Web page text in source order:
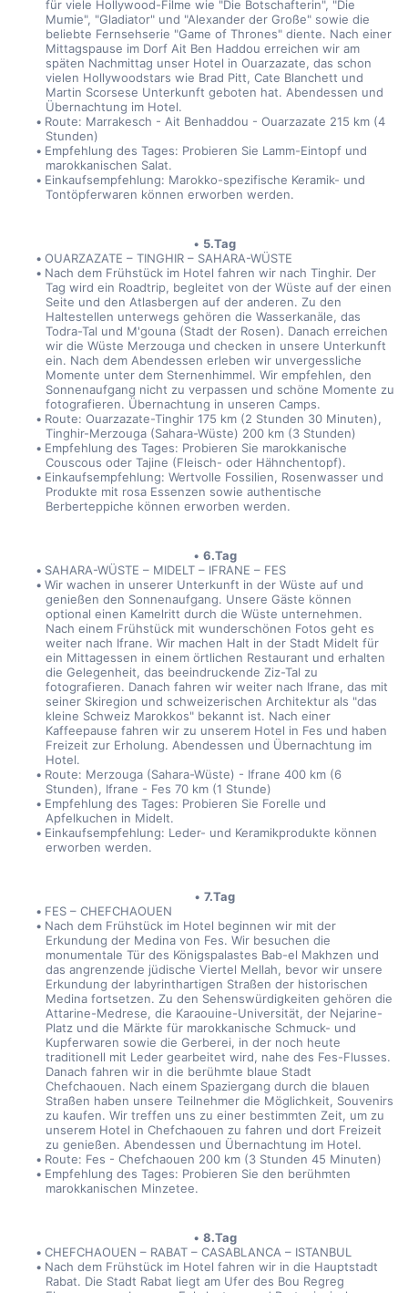
für viele Hollywood-Filme wie "Die Botschafterin", "Die
Mumie", "Gladiator" und "Alexander der Große" sowie die
beliebte Fernsehserie "Game of Thrones" diente. Nach einer
Mittagspause im Dorf Ait Ben Haddou erreichen wir am
späten Nachmittag unser Hotel in Ouarzazate, das schon
vielen Hollywoodstars wie Brad Pitt, Cate Blanchett und
Martin Scorsese Unterkunft geboten hat. Abendessen und
Übernachtung im Hotel.
Route: Marrakesch - Ait Benhaddou - Ouarzazate 215 km (4
Stunden)
Empfehlung des Tages: Probieren Sie Lamm-Eintopf und
marokkanischen Salat.
Einkaufsempfehlung: Marokko-spezifische Keramik- und
Tontöpferwaren können erworben werden.
5.Tag
OUARZAZATE – TINGHIR – SAHARA-WÜSTE
Nach dem Frühstück im Hotel fahren wir nach Tinghir. Der
Tag wird ein Roadtrip, begleitet von der Wüste auf der einen
Seite und den Atlasbergen auf der anderen. Zu den
Haltestellen unterwegs gehören die Wasserkanäle, das
Todra-Tal und M'gouna (Stadt der Rosen). Danach erreichen
wir die Wüste Merzouga und checken in unsere Unterkunft
ein. Nach dem Abendessen erleben wir unvergessliche
Momente unter dem Sternenhimmel. Wir empfehlen, den
Sonnenaufgang nicht zu verpassen und schöne Momente zu
fotografieren. Übernachtung in unseren Camps.
Route: Ouarzazate-Tinghir 175 km (2 Stunden 30 Minuten),
Tinghir-Merzouga (Sahara-Wüste) 200 km (3 Stunden)
Empfehlung des Tages: Probieren Sie marokkanische
Couscous oder Tajine (Fleisch- oder Hähnchentopf).
Einkaufsempfehlung: Wertvolle Fossilien, Rosenwasser und
Produkte mit rosa Essenzen sowie authentische
Berberteppiche können erworben werden.
6.Tag
SAHARA-WÜSTE – MIDELT – IFRANE – FES
Wir wachen in unserer Unterkunft in der Wüste auf und
genießen den Sonnenaufgang. Unsere Gäste können
optional einen Kamelritt durch die Wüste unternehmen.
Nach einem Frühstück mit wunderschönen Fotos geht es
weiter nach Ifrane. Wir machen Halt in der Stadt Midelt für
ein Mittagessen in einem örtlichen Restaurant und erhalten
die Gelegenheit, das beeindruckende Ziz-Tal zu
fotografieren. Danach fahren wir weiter nach Ifrane, das mit
seiner Skiregion und schweizerischen Architektur als "das
kleine Schweiz Marokkos" bekannt ist. Nach einer
Kaffeepause fahren wir zu unserem Hotel in Fes und haben
Freizeit zur Erholung. Abendessen und Übernachtung im
Hotel.
Route: Merzouga (Sahara-Wüste) - Ifrane 400 km (6
Stunden), Ifrane - Fes 70 km (1 Stunde)
Empfehlung des Tages: Probieren Sie Forelle und
Apfelkuchen in Midelt.
Einkaufsempfehlung: Leder- und Keramikprodukte können
erworben werden.
7.Tag
FES – CHEFCHAOUEN
Nach dem Frühstück im Hotel beginnen wir mit der
Erkundung der Medina von Fes. Wir besuchen die
monumentale Tür des Königspalastes Bab-el Makhzen und
das angrenzende jüdische Viertel Mellah, bevor wir unsere
Erkundung der labyrinthartigen Straßen der historischen
Medina fortsetzen. Zu den Sehenswürdigkeiten gehören die
Attarine-Medrese, die Karaouine-Universität, der Nejarine-
Platz und die Märkte für marokkanische Schmuck- und
Kupferwaren sowie die Gerberei, in der noch heute
traditionell mit Leder gearbeitet wird, nahe des Fes-Flusses.
Danach fahren wir in die berühmte blaue Stadt
Chefchaouen. Nach einem Spaziergang durch die blauen
Straßen haben unsere Teilnehmer die Möglichkeit, Souvenirs
zu kaufen. Wir treffen uns zu einer bestimmten Zeit, um zu
unserem Hotel in Chefchaouen zu fahren und dort Freizeit
zu genießen. Abendessen und Übernachtung im Hotel.
Route: Fes - Chefchaouen 200 km (3 Stunden 45 Minuten)
Empfehlung des Tages: Probieren Sie den berühmten
marokkanischen Minzetee.
8.Tag
CHEFCHAOUEN – RABAT – CASABLANCA – ISTANBUL
Nach dem Frühstück im Hotel fahren wir in die Hauptstadt
Rabat. Die Stadt Rabat liegt am Ufer des Bou Regreg